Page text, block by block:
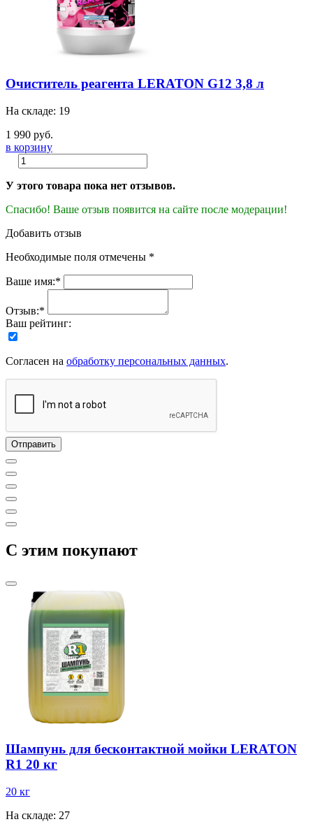
Очиститель реагента LERATON G12 3,8 л
На складе: 19
1 990 руб.
в корзину
У этого товара пока нет отзывов.
Спасибо! Ваше отзыв появится на сайте после модерации!
Добавить отзыв
Необходимые поля отмечены *
Ваше имя:*
Отзыв:*
Ваш рейтинг:
Согласен на обработку персональных данных.
C этим покупают
Шампунь для бесконтактной мойки LERATON
R1 20 кг
20 кг
На складе: 27